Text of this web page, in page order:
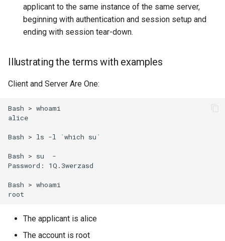
applicant to the same instance of the same server,
beginning with authentication and session setup and
ending with session tear-down.
Illustrating the terms with examples
Client and Server Are One:
Bash > whoami
alice
Bash > ls -l `which su `
Bash > su
-
Password:
1Q.3werzasd
Bash > whoami
The applicant is alice
The account is root